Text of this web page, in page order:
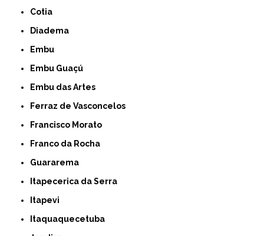
Cotia
Diadema
Embu
Embu Guaçú
Embu das Artes
Ferraz de Vasconcelos
Francisco Morato
Franco da Rocha
Guararema
Itapecerica da Serra
Itapevi
Itaquaquecetuba